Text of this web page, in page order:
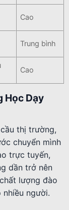
Cao
Trung bình
Cao
Học Dạy
thị trường,
chuyển mình
trực tuyến,
dần trở nên
lượng đào
người.